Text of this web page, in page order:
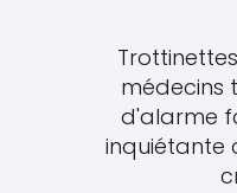
médecins
d'alarme
inquiétante